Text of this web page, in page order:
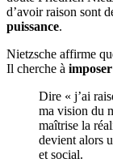
d’avoir raison sont
puissance.
Nietzsche affirme
Il cherche à
Dire « j’ai
ma vision du
maîtrise la
devient alors
et social.